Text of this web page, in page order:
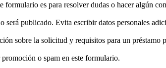
es para resolver dudas o hacer algún
será publicado. Evita escribir datos personales
sobre la solicitud y requisitos para un préstamo
o spam en este formulario.